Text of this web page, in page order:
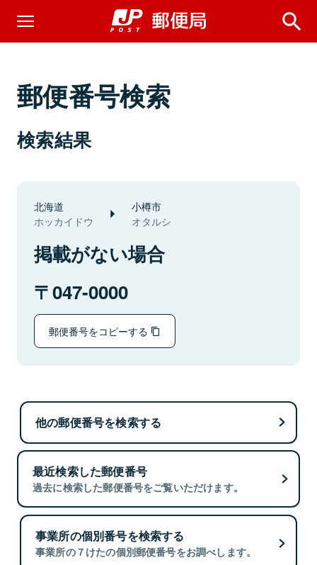
郵便番号検索
検索結果
北海道
ホッカイドウ
小樽市
オタルシ
掲載がない場合
047-0000
郵便番号をコピーする
他の郵便番号を検索する
最近検索した郵便番号
過去に検索した郵便番号をご覧いただけます。
事業所の個別番号を検索する
事業所の７けたの個別郵便番号をお調べします。